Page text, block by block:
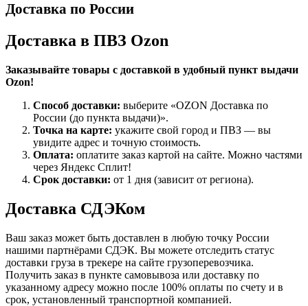
Доставка по России
Доставка в ПВЗ Ozon
Заказывайте товары с доставкой в удобный пункт выдачи
Ozon!
Способ доставки: выберите «OZON Доставка по
России (до пункта выдачи)».
Точка на карте: укажите свой город и ПВЗ — вы
увидите адрес и точную стоимость.
Оплата: оплатите заказ картой на сайте. Можно частями
через Яндекс Сплит!
Срок доставки: от 1 дня (зависит от региона).
Доставка СДЭКом
Ваш заказ может быть доставлен в любую точку России
нашими партнёрами СДЭК. Вы можете отследить статус
доставки груза в трекере на сайте грузоперевозчика.
Получить заказ в пункте самовывоза или доставку по
указанному адресу можно после 100% оплаты по счету и в
срок, установленный транспортной компанией.